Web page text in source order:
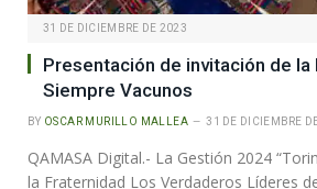
31 DE DICIEMBRE DE 2023
Presentación de invitación de la
Siempre Vacunos
BY OSCAR MURILLO MALLEA 31 DE DICIEMBRE
QAMASA Digital.- La Gestión 2024
la Fraternidad Los Verdaderos Líderes